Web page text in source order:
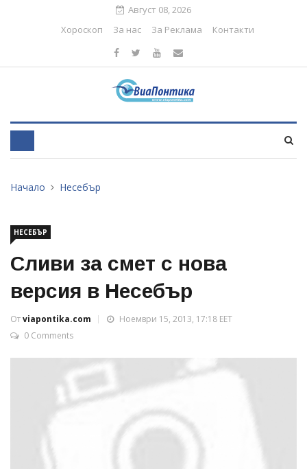
Август 08, 2026
Хороскоп
За нас За Реклама Контакти
Начало Несебър
НЕСЕБЪР
Сливи за смет с нова
версия в Несебър
Отviapontika.com
Ноември 15, 2013, 17:18 EET
0 Comments